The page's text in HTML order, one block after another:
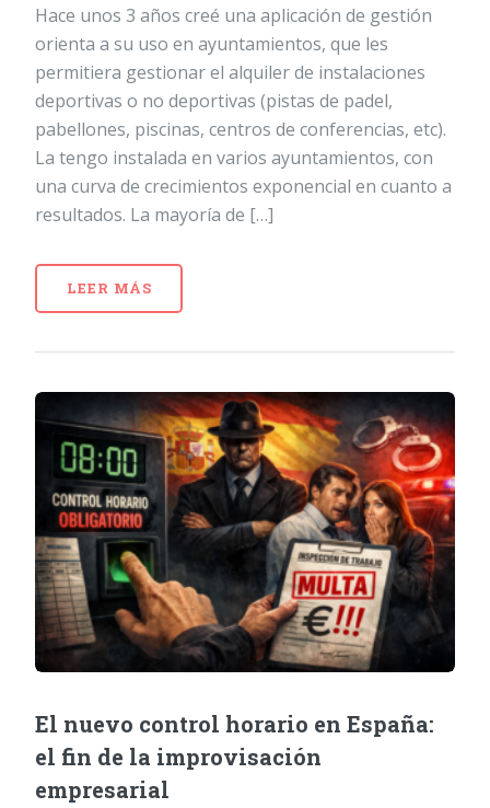
Hace unos 3 años creé una aplicación de gestión
orienta a su uso en ayuntamientos, que les
permitiera gestionar el alquiler de instalaciones
deportivas o no deportivas (pistas de padel,
pabellones, piscinas, centros de conferencias, etc).
La tengo instalada en varios ayuntamientos, con
una curva de crecimientos exponencial en cuanto a
resultados. La mayoría de […]
LEER MÁS
El nuevo control horario en España:
el fin de la improvisación
empresarial